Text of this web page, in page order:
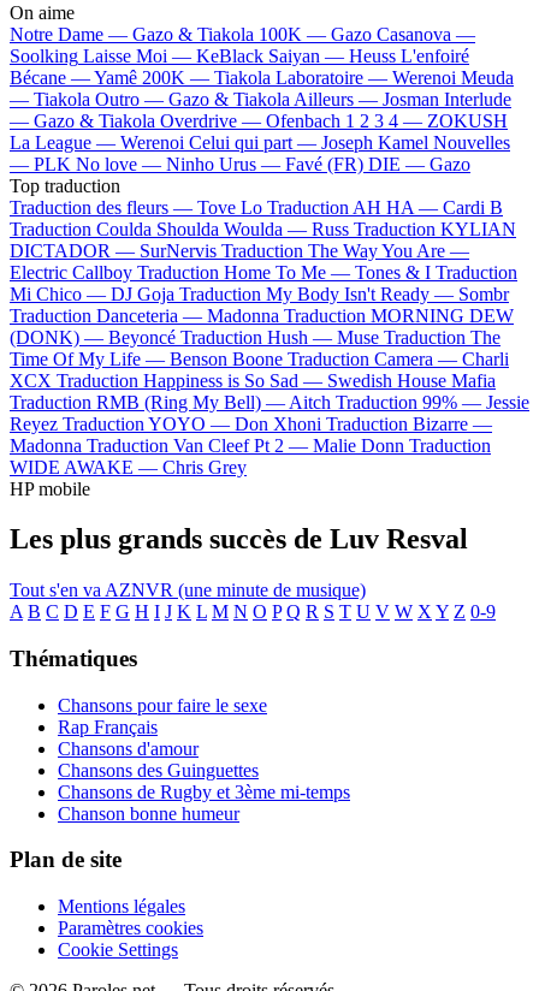
On aime
Notre Dame — Gazo & Tiakola 100K — Gazo Casanova —
Soolking Laisse Moi — KeBlack Saiyan — Heuss L'enfoiré
Bécane —Yamê 200K — Tiakola Laboratoire — Werenoi Meuda
— Tiakola Outro — Gazo & Tiakola Ailleurs — Josman Interlude
— Gazo & Tiakola Overdrive — Ofenbach 1 2 3 4 — ZOKUSH
La League — Werenoi Celui qui part — Joseph Kamel Nouvelles
— PLK No love — Ninho Urus — Favé (FR) DIE — Gazo
Top traduction
Traduction des fleurs — Tove Lo Traduction AH HA — Cardi B
Traduction Coulda Shoulda Woulda — Russ Traduction KYLIAN
DICTADOR — SurNervis Traduction The Way You Are —
Electric Callboy Traduction Home To Me — Tones & I Traduction
Mi Chico — DJ Goja Traduction My Body Isn't Ready — Sombr
Traduction Danceteria — Madonna Traduction MORNING DEW
(DONK) — Beyoncé Traduction Hush — Muse Traduction The
Time Of My Life — Benson Boone Traduction Camera — Charli
XCX Traduction Happiness is So Sad — Swedish House Mafia
Traduction RMB (Ring My Bell) — Aitch Traduction 99% — Jessie
Reyez Traduction YOYO — Don Xhoni Traduction Bizarre —
Madonna Traduction Van Cleef Pt 2 — Malie Donn Traduction
WIDE AWAKE — Chris Grey
HP mobile
Les plus grands succès de Luv Resval
Tout s'en va AZNVR (une minute de musique)
A B C D E F G H I J K L M N O P Q R S T U V W X Y Z 0-9
Thématiques
Chansons pour faire le sexe
Rap Français
Chansons d'amour
Chansons des Guinguettes
Chansons de Rugby et 3ème mi-temps
Chanson bonne humeur
Plan de site
Mentions légales
Paramètres cookies
Cookie Settings